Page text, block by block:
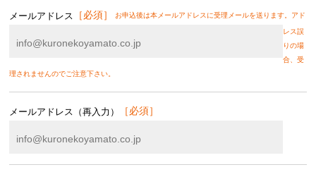
メールアドレス お申込後は本メールアドレスに受理メールを送ります。アド
レス誤
りの場
合、受
理されませんのでご注意下さい。
メールアドレス（再入力）